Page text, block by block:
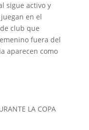
sigue activo y
en el
club que
fuera del
aparecen como
LA COPA